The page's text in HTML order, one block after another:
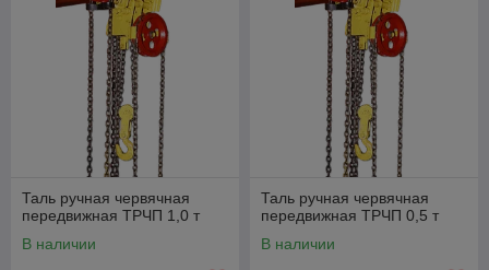
Таль ручная червячная
передвижная ТРЧП 1,0 т
В наличии
Таль ручная червячная
передвижная ТРЧП 0,5 т
В наличии